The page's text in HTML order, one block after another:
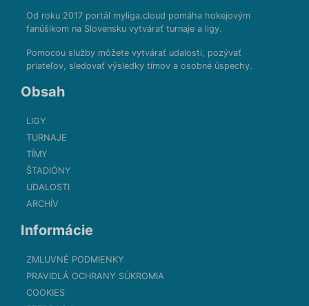
Od roku 2017 portál myliga.cloud pomáha hokejovým
fanúšikom na Slovensku vytvárať turnaje a ligy.
Pomocou služby môžete vytvárať udalosti, pozývať
priateľov, sledovať výsledky tímov a osobné úspechy.
Obsah
LIGY
TURNAJE
TÍMY
ŠTADIÓNY
UDALOSTI
ARCHÍV
Informácie
ZMLUVNÉ PODMIENKY
PRAVIDLÁ OCHRANY SÚKROMIA
COOKIES